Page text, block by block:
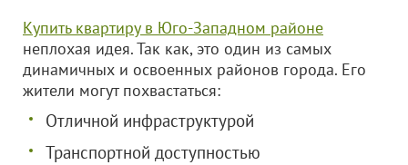
Купить квартиру в Юго-Западном районе
неплохая идея. Так как, это один из самых
динамичных и освоенных районов города. Его
жители могут похвастаться:
Отличной инфраструктурой
Транспортной доступностью